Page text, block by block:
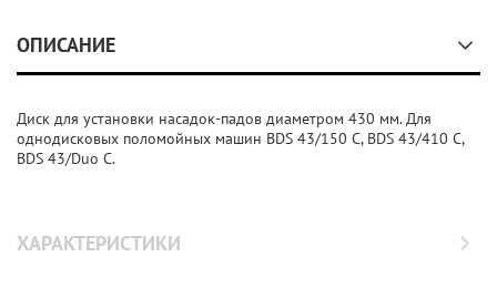
ОПИСАНИЕ
Диск для установки насадок-падов диаметром 430 мм. Для
однодисковых поломойных машин BDS 43/150 C, BDS 43/410 C,
BDS 43/Duo C.
ХАРАКТЕРИСТИКИ